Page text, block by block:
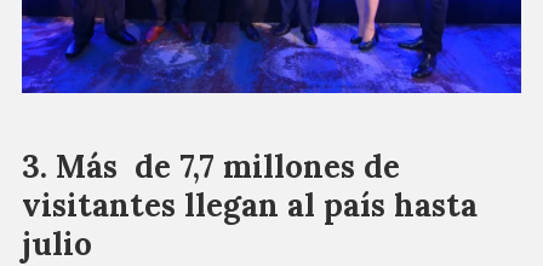
Más de 7,7 millones de
visitantes llegan al país hasta
julio